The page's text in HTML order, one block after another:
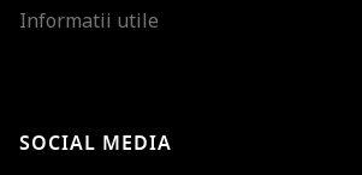
Informatii utile
SOCIAL MEDIA